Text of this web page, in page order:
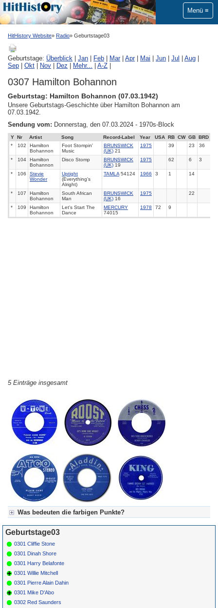
Menü
HitHistory Website Radio Geburtstage03
Geburtstage: Überblick Jan Feb Mar| Apr| Mai Jun Jul Aug
Sep
Okt Nov Dez Mehr... A-Z
0307 Hamilton Bohannon
Geburtstag: Hamilton Bohannon (07.03.1942)
Unsere Geburtstags-Geschichte über Hamilton Bohannon am
07.03.1942.
Sendung vom: Donnerstag, den 07.03.2024 - 1970s-Block
Y Nr Artist Song Record-Label Year USA RB CW GB
BRD
*
102
Hamilton
Bohannon
Foot Stompin'
Music
BRUNSWICK
(UK) 21
1975 39 23 36
* 104
Hamilton
Bohannon
Disco Stomp
BRUNSWICK
(UK) 19
1975 62 6 3
* 106
Stevie
Wonder
Uptight
(Everything's
Alright)
TAMLA54124 1966 3 1 14
* 107
Hamilton
Bohannon
South African
Man
BRUNSWICK
(UK) 16
1975 22
* 109
Hamilton
Bohannon
Let's Start The
Dance
MERCURY
74015
1978 72 9
5 Einträge insgesamt
Was bedeuten die farbigen Punkte?
Für Axel's Tageskalender:
Grün = Kurzgeschichte
Grün! = fachlich bestimmt spannend, nicht verpassen!
Grün+ = Stundenbeitrag
Gelb = Kurzgeschichten oder Stundensendungen in Arbeit
Blau = Beschreibungstext (beschreibender Text)
Geburtstage03
0301 Cliffie Stone
0301 Dinah Shore
0301 Harry Belafonte
0301 Willie Mitchell
0301 Pierre Alain Dahin
0301 Mike D'Abo
0302 Red Saunders